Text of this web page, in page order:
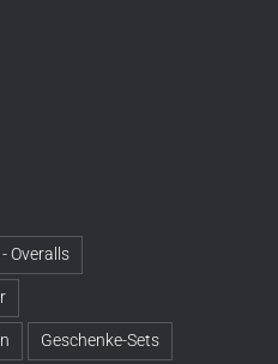
Overalls
Geschenke-Sets